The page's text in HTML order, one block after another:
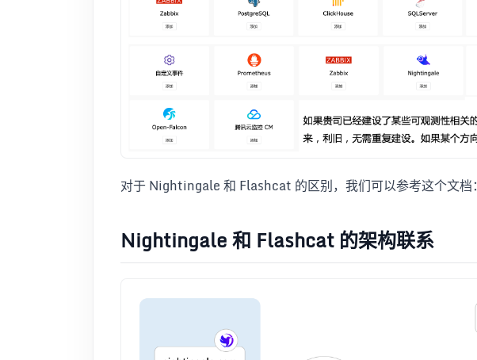
对于 Nightingale 和 Flashcat 的区别，我们可以参考这个文档：
Nightingale 和 Flashcat 的架构联系